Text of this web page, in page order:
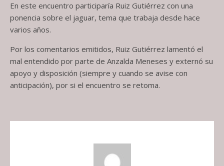
En este encuentro participaría Ruiz Gutiérrez con una
ponencia sobre el jaguar, tema que trabaja desde hace
varios años.
Por los comentarios emitidos, Ruiz Gutiérrez lamentó el
mal entendido por parte de Anzalda Meneses y externó su
apoyo y disposición (siempre y cuando se avise con
anticipación), por si el encuentro se retoma.